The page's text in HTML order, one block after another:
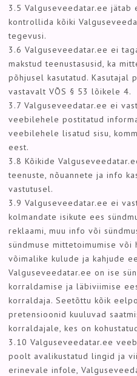
3.5 Valguseveedatar.ee
kontrollida kõiki
tegevusi.
3.6 Valguseveedatar.ee ei
makstud teenustasusid, ka
põhjusel kasutatud. Kasutajal
vastavalt VÕS § 53 lõikele 4.
3.7 Valguseveedatar.ee ei
veebilehele postitatud
veebilehele lisatud sisu,
eest.
3.8 Kõikide
teenuste, nõuannete ja info
vastutusel.
3.9 Valguseveedatar.ee ei
kolmandate isikute ees
reklaami, muu info või
sündmuse mittetoimumise või
võimalike kulude ja kahjude
Valguseveedatar.ee on ise
korraldamise ja läbiviimise
korraldaja. Seetõttu kõik
pretensioonid kuuluvad
korraldajale, kes on
3.10 Valguseveedatar.ee
poolt avalikustatud lingid ja
erinevale infole,